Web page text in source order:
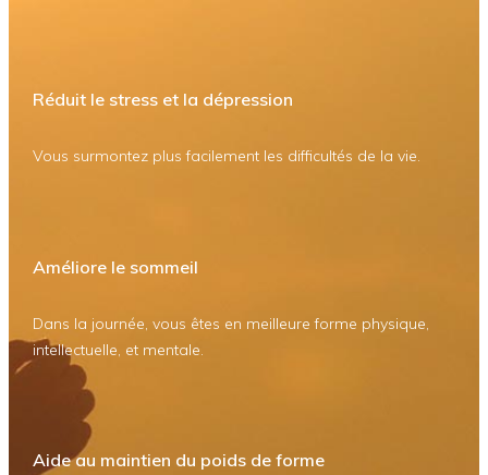
Réduit le stress et la dépression
Vous surmontez plus facilement les difficultés de la vie.
Améliore le sommeil
Dans la journée, vous êtes en meilleure forme physique,
intellectuelle, et mentale.
Aide au maintien du poids de forme